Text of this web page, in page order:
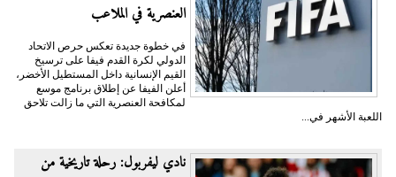
العنصرية في الملاعب
في خطوة جديدة تعكس حرص الاتحاد
الدولي لكرة القدم فيفا على ترسيخ
القيم الإنسانية داخل المستطيل الأخضر،
أعلن الفيفا عن إطلاق برنامج موسع
لمكافحة العنصرية التي ما زالت تلاحق
اللعبة الأشهر في...
نادي ليفربول: رحلة تاريخية من